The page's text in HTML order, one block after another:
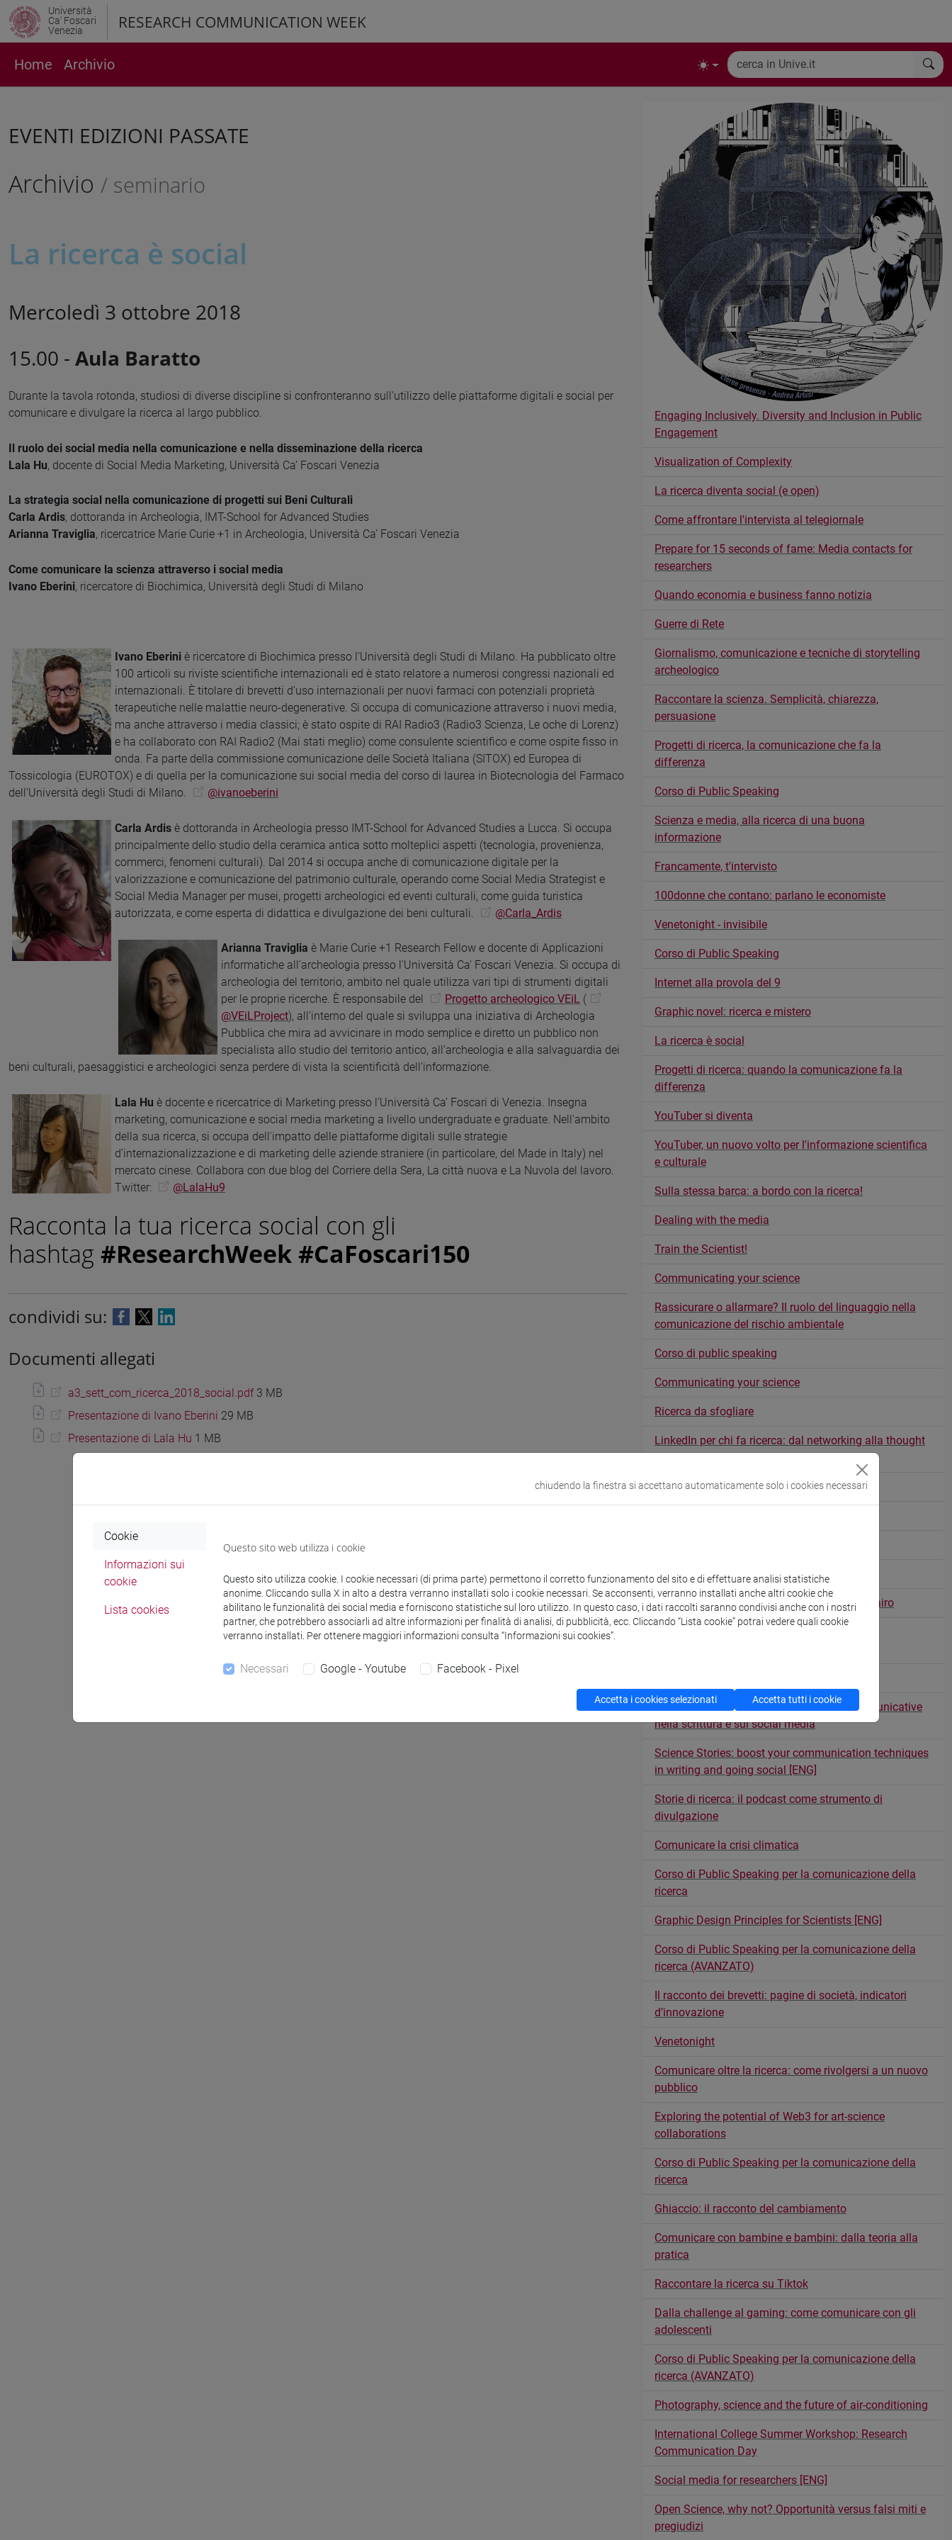
Università
Ca' Foscari
Venezia
RESEARCH COMMUNICATION WEEK
Home Archivio
EVENTI EDIZIONI PASSATE
Archivio / seminario
La ricerca è social
Mercoledì 3 ottobre 2018
15.00 - Aula Baratto
Durante la tavola rotonda, studiosi di diverse discipline si confronteranno sull'utilizzo delle piattaforme digitali e social per
comunicare e divulgare la ricerca al largo pubblico.
Il ruolo dei social media nella comunicazione e nella disseminazione della ricerca
Lala Hu, docente di Social Media Marketing, Università Ca’ Foscari Venezia
La strategia social nella comunicazione di progetti sui Beni Culturali
Carla Ardis, dottoranda in Archeologia, IMT-School for Advanced Studies
Arianna Traviglia, ricercatrice Marie Curie +1 in Archeologia, Università Ca’ Foscari Venezia
Come comunicare la scienza attraverso i social media
Ivano Eberini, ricercatore di Biochimica, Università degli Studi di Milano
Ivano Eberini è ricercatore di Biochimica presso l’Università degli Studi di Milano. Ha pubblicato oltre
100 articoli su riviste scientifiche internazionali ed è stato relatore a numerosi congressi nazionali ed
internazionali. È titolare di brevetti d’uso internazionali per nuovi farmaci con potenziali proprietà
terapeutiche nelle malattie neuro-degenerative. Si occupa di comunicazione attraverso i nuovi media,
ma anche attraverso i media classici; è stato ospite di RAI Radio3 (Radio3 Scienza, Le oche di Lorenz)
e ha collaborato con RAI Radio2 (Mai stati meglio) come consulente scientifico e come ospite fisso in
onda. Fa parte della commissione comunicazione delle Società Italiana (SITOX) ed Europea di
Tossicologia (EUROTOX) e di quella per la comunicazione sui social media del corso di laurea in Biotecnologia del Farmaco
dell’Università degli Studi di Milano.
@ivanoeberini
Carla Ardis è dottoranda in Archeologia presso IMT-School for Advanced Studies a Lucca. Si occupa
principalmente dello studio della ceramica antica sotto molteplici aspetti (tecnologia, provenienza,
commerci, fenomeni culturali). Dal 2014 si occupa anche di comunicazione digitale per la
valorizzazione e comunicazione del patrimonio culturale, operando come Social Media Strategist e
Social Media Manager per musei, progetti archeologici ed eventi culturali, come guida turistica
autorizzata, e come esperta di didattica e divulgazione dei beni culturali.
@Carla_Ardis
Arianna Traviglia è Marie Curie +1 Research Fellow e docente di Applicazioni
informatiche all'archeologia presso l'Università Ca' Foscari Venezia. Si occupa di
archeologia del territorio, ambito nel quale utilizza vari tipi di strumenti digitali
per le proprie ricerche. È responsabile del
Progetto archeologico VEiL (
@VEiLProject), all'interno del quale si sviluppa una iniziativa di Archeologia
Pubblica che mira ad avvicinare in modo semplice e diretto un pubblico non
specialista allo studio del territorio antico, all'archeologia e alla salvaguardia dei
beni culturali, paesaggistici e archeologici senza perdere di vista la scientificità dell'informazione.
Lala Hu è docente e ricercatrice di Marketing presso l’Università Ca’ Foscari di Venezia. Insegna
marketing, comunicazione e social media marketing a livello undergraduate e graduate. Nell'ambito
della sua ricerca, si occupa dell'impatto delle piattaforme digitali sulle strategie
d’internazionalizzazione e di marketing delle aziende straniere (in particolare, del Made in Italy) nel
mercato cinese. Collabora con due blog del Corriere della Sera, La città nuova e La Nuvola del lavoro.
Twitter:
@LalaHu9
Racconta la tua ricerca social con gli
hashtag #ResearchWeek#CaFoscari150
condividi su:
Documenti allegati
a3_sett_com_ricerca_2018_social.pdf 3 MB
Presentazione di Ivano Eberini 29 MB
Presentazione di Lala Hu 1 MB
Engaging Inclusively. Diversity and Inclusion in Public
Engagement
Visualization of Complexity
La ricerca diventa social (e open)
Come affrontare l'intervista al telegiornale
Prepare for 15 seconds of fame: Media contacts for
researchers
Quando economia e business fanno notizia
Guerre di Rete
Giornalismo, comunicazione e tecniche di storytelling
archeologico
Raccontare la scienza. Semplicità, chiarezza,
persuasione
Progetti di ricerca, la comunicazione che fa la
differenza
Corso di Public Speaking
Scienza e media, alla ricerca di una buona
informazione
Francamente, t'intervisto
100donne che contano: parlano le economiste
Venetonight - invisibile
Corso di Public Speaking
Internet alla provola del 9
Graphic novel: ricerca e mistero
La ricerca è social
Progetti di ricerca: quando la comunicazione fa la
differenza
YouTuber si diventa
YouTuber, un nuovo volto per l'informazione scientifica
e culturale
Sulla stessa barca: a bordo con la ricerca!
Dealing with the media
Train the Scientist!
Communicating your science
Rassicurare o allarmare? Il ruolo del linguaggio nella
comunicazione del rischio ambientale
Corso di public speaking
Communicating your science
Ricerca da sfogliare
LinkedIn per chi fa ricerca: dal networking alla thought
leadership
La scienza approda su Instagram
Corso di Public Speaking
How Charts Lie. Author’s Chat with Alberto Cairo
Guns, Germs, and Covid-19. Why science
Science Stories: migliora le tue tecniche comunicative
nella scrittura e sui social media
Science Stories: boost your communication techniques
in writing and going social [ENG]
Storie di ricerca: il podcast come strumento di
divulgazione
Comunicare la crisi climatica
Corso di Public Speaking per la comunicazione della
ricerca
Graphic Design Principles for Scientists [ENG]
Corso di Public Speaking per la comunicazione della
ricerca (AVANZATO)
Il racconto dei brevetti: pagine di società, indicatori
d’innovazione
Venetonight
Comunicare oltre la ricerca: come rivolgersi a un nuovo
pubblico
Exploring the potential of Web3 for art-science
collaborations
Corso di Public Speaking per la comunicazione della
ricerca
Ghiaccio: il racconto del cambiamento
Comunicare con bambine e bambini: dalla teoria alla
pratica
Raccontare la ricerca su Tiktok
Dalla challenge al gaming: come comunicare con gli
adolescenti
Corso di Public Speaking per la comunicazione della
ricerca (AVANZATO)
Photography, science and the future of air-conditioning
International College Summer Workshop: Research
Communication Day
Social media for researchers [ENG]
Open Science, why not? Opportunità versus falsi miti e
pregiudizi
chiudendo la finestra si accettano automaticamente solo i cookies necessari
Cookie
Informazioni sui
cookie
Lista cookies
Questo sito web utilizza i cookie
Questo sito utilizza cookie. I cookie necessari (di prima parte) permettono il corretto funzionamento del sito e di effettuare analisi statistiche
anonime. Cliccando sulla X in alto a destra verranno installati solo i cookie necessari. Se acconsenti, verranno installati anche altri cookie che
abilitano le funzionalità dei social media e forniscono statistiche sul loro utilizzo. In questo caso, i dati raccolti saranno condivisi anche con i nostri
partner, che potrebbero associarli ad altre informazioni per finalità di analisi, di pubblicità, ecc. Cliccando “Lista cookie” potrai vedere quali cookie
verranno installati. Per ottenere maggiori informazioni consulta “Informazioni sui cookies”.
Necessari Google - Youtube Facebook - Pixel
Accetta i cookies selezionati Accetta tutti i cookie